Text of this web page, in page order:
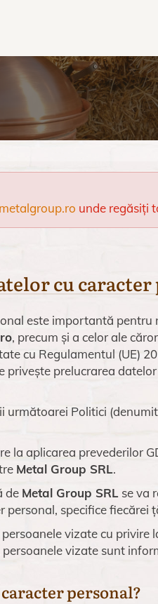
unde regăsiți
cu caracter
este importantă
, precum și a celor ale
cu Regulamentul (UE)
prelucrarea
Politici
la aplicarea prevederilor
Metal Group SRL.
de Metal Group SRL se va
specifice fiecărei
vizate cu privire
vizate sunt
personal?